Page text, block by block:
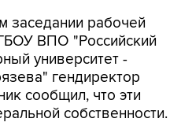
заседании рабочей
ВПО "Российский
университет -
гендиректор
сообщил, что эти
собственности.